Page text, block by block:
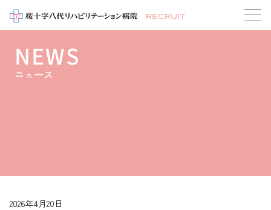
NEWS
ニュース
2026年4月20日